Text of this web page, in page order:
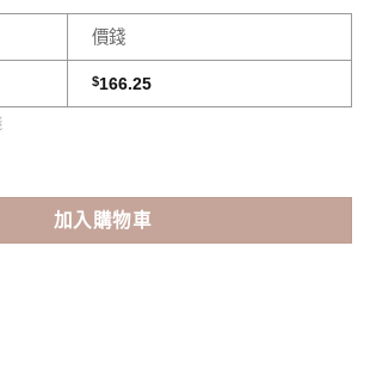
價錢
$166.25
Monthly 月拋(6pcs) 數量
加入購物車